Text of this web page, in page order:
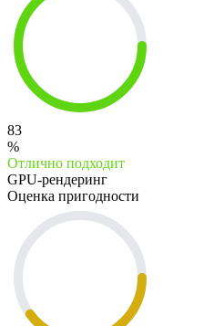
83
%
Отлично подходит
GPU-рендеринг
Оценка пригодности